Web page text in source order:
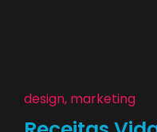
design, marketing